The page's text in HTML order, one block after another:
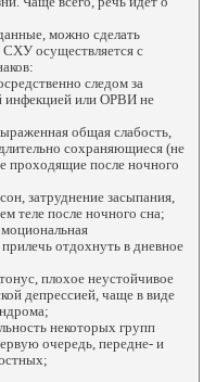
можно сделать
осуществляется с
следом за
инфекцией или ОРВИ не
общая слабость,
сохраняющиеся (не
проходящие после ночного
затруднение засыпания,
теле после ночного сна;
отдохнуть в дневное
плохое неустойчивое
депрессией, чаще в виде
некоторых групп
очередь, передне- и